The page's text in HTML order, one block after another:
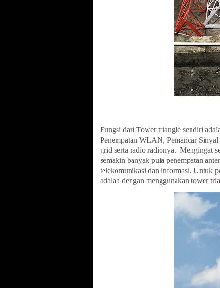
Fungsi dari Tower triangle sendiri
Penempatan WLAN, Pemancar
grid serta radio radionya. Mengingat
semakin banyak pula penempatan
telekomunikasi dan informasi. Untuk
adalah dengan menggunakan tower